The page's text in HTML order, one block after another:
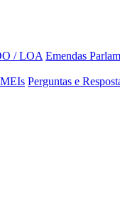
/ LOA Emendas
Perguntas e